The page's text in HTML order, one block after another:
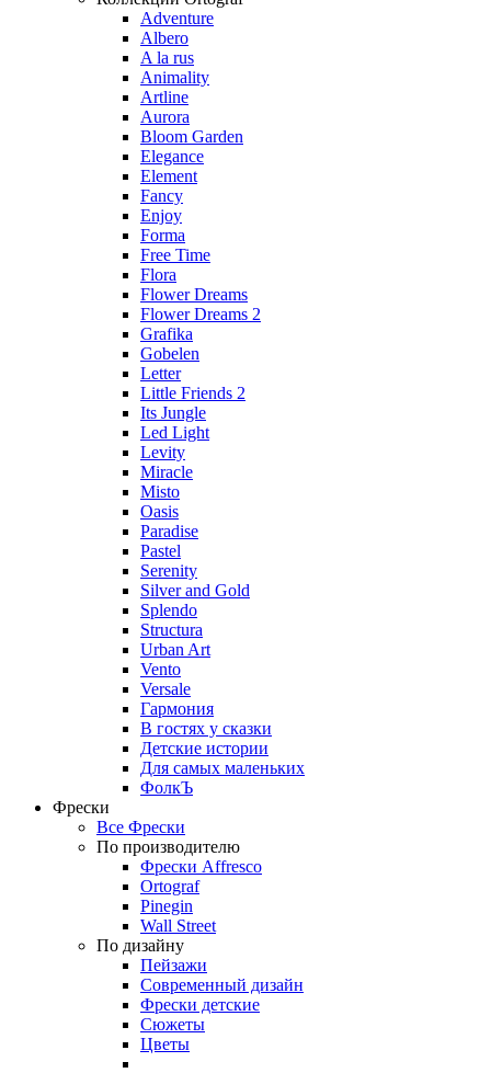
Adventure
Albero
A la rus
Animality
Artline
Aurora
Bloom Garden
Elegance
Element
Fancy
Enjoy
Forma
Free Time
Flora
Flower Dreams
Flower Dreams 2
Grafika
Gobelen
Letter
Little Friends 2
Its Jungle
Led Light
Levity
Miracle
Misto
Oasis
Paradise
Pastel
Serenity
Silver and Gold
Splendo
Structura
Urban Art
Vento
Versale
Гармония
В гостях у сказки
Детские истории
Для самых маленьких
ФолкЪ
Фрески
Все Фрески
По производителю
Фрески Affresco
Ortograf
Pinegin
Wall Street
По дизайну
Пейзажи
Современный дизайн
Фрески детские
Сюжеты
Цветы